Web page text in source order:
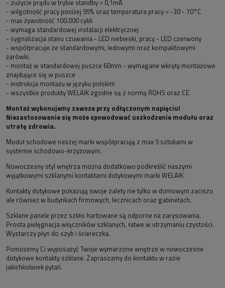
- zużycie prądu w trybie standby = 0,1mA
- wilgotność pracy poniżej 95% oraz temperatura pracy = -30 - 70°C
- max żywotność 100.000 cykli
- wymaga standardowej instalacji elektrycznej
- sygnalizacja stanu czuwania - LED niebieski, pracy - LED czerwony
- współpracuje ze standardowymi, ledowymi oraz kompaktowymi
żarówki.
- montaż w standardowej puszce 60mm - wymagane wkręty montażowe
znajdujące się w puszce
- instrukcja montażu w języku polskim
- wszystkie produkty WELAIK zgodne są z normą ROHS oraz CE
Montaż wykonujemy zawsze przy odłączonym napięciu!
Niezastosowanie się może spowodować uszkodzenie modułu oraz
utratę zdrowia.
Moduł schodowe naszej marki współpracują z max 5 sztukami w
systemie schodowo-krzyżowym.
Nowoczesny styl wnętrza można dodatkowo podkreślić naszymi
wyjątkowymi szklanymi kontaktami dotykowymi marki WELAIK.
Kontakty dotykowe pokazują swoje zalety nie tylko w domowym zaciszu
ale również w budynkach firmowych, lecznicach oraz gabinetach.
Szklane panele przez szkło hartowane są odporne na zarysowania.
Prosta pielęgnacja włączników szklanych, łatwe w utrzymaniu czystości.
Wystarczy płyn do szyb i ściereczka.
Pomożemy Ci wyposażyć Twoje wymarzone wnętrze w nowoczesne
dotykowe kontakty szklane. Zapraszamy do kontaktu w razie
jakichkolwiek pytań.